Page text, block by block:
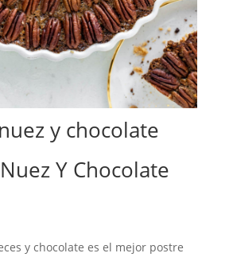
y chocolate
Y Chocolate
y chocolate es el mejor postre